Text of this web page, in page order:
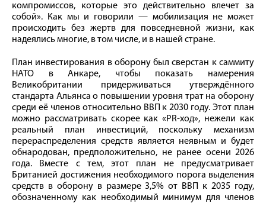
компромиссов, которые это действительно влечет за
собой». Как мы и говорили — мобилизация не может
происходить без жертв для повседневной жизни, как
надеялись многие, в том числе, и в нашей стране.
План инвестирования в оборону был сверстан к саммиту
НАТО в Анкаре, чтобы показать намерения
Великобритании придерживаться утверждённого
стандарта Альянса о повышении уровня трат на оборону
среди её членов относительно ВВП к 2030 году. Этот план
можно рассматривать скорее как «PR-ход», нежели как
реальный план инвестиций, поскольку механизм
перераспределения средств является неявным и будет
обнародован, предположительно, не ранее осени 2026
года. Вместе с тем, этот план не предусматривает
Британией достижения необходимого порога выделения
средств в оборону в размере 3,5% от ВВП к 2035 году,
обозначенному как необходимый минимум для членов